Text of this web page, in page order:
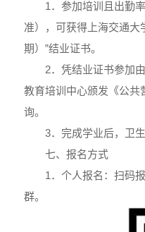
1．参加培训且出勤
准），可获得上海交通大
期）”结业证书。
2．凭结业证书参加
教育培训中心颁发《公共
询。
3．完成学业后，卫
七、报名方式
1．个人报名：扫码
群。